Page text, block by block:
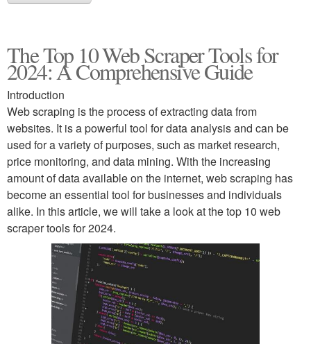
The Top 10 Web Scraper Tools for
2024: A Comprehensive Guide
Introduction
Web scraping is the process of extracting data from
websites. It is a powerful tool for data analysis and can be
used for a variety of purposes, such as market research,
price monitoring, and data mining. With the increasing
amount of data available on the internet, web scraping has
become an essential tool for businesses and individuals
alike. In this article, we will take a look at the top 10 web
scraper tools for 2024.